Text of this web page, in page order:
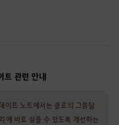
트 관련 안내
이트 노트에서는 클로의 그믐달
에 바로 심을 수 있도록 개선하는